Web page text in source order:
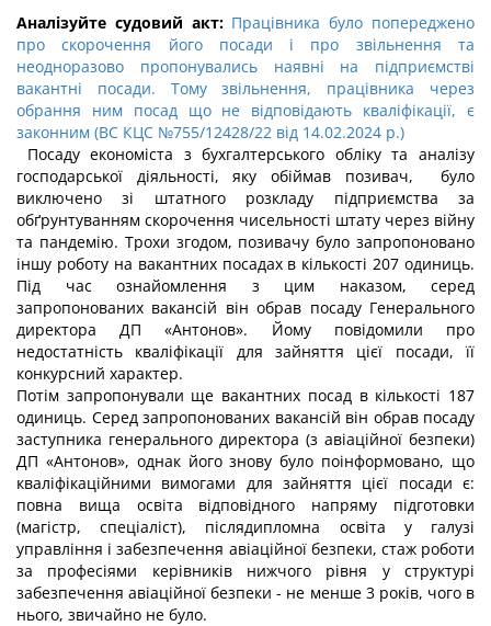
Аналізуйте судовий акт: Працівника було попереджено
про скорочення його посади і про звільнення та
неодноразово пропонувались наявні на підприємстві
вакантні посади. Тому звільнення, працівника через
обрання ним посад що не відповідають кваліфікації, є
законним (ВС КЦС №755/12428/22 від 14.02.2024 р.)
Посаду економіста з бухгалтерського обліку та аналізу
господарської діяльності, яку обіймав позивач, було
виключено зі штатного розкладу підприємства за
обґрунтуванням скорочення чисельності штату через війну
та пандемію. Трохи згодом, позивачу було запропоновано
іншу роботу на вакантних посадах в кількості 207 одиниць.
Під час ознайомлення з цим наказом, серед
запропонованих вакансій він обрав посаду Генерального
директора ДП «Антонов». Йому повідомили про
недостатність кваліфікації для зайняття цієї посади, її
конкурсний характер.
Потім запропонували ще вакантних посад в кількості 187
одиниць. Серед запропонованих вакансій він обрав посаду
заступника генерального директора (з авіаційної безпеки)
ДП «Антонов», однак його знову було поінформовано, що
кваліфікаційними вимогами для зайняття цієї посади є:
повна вища освіта відповідного напряму підготовки
(магістр, спеціаліст), післядипломна освіта у галузі
управління і забезпечення авіаційної безпеки, стаж роботи
за професіями керівників нижчого рівня у структурі
забезпечення авіаційної безпеки - не менше 3 років, чого в
нього, звичайно не було.